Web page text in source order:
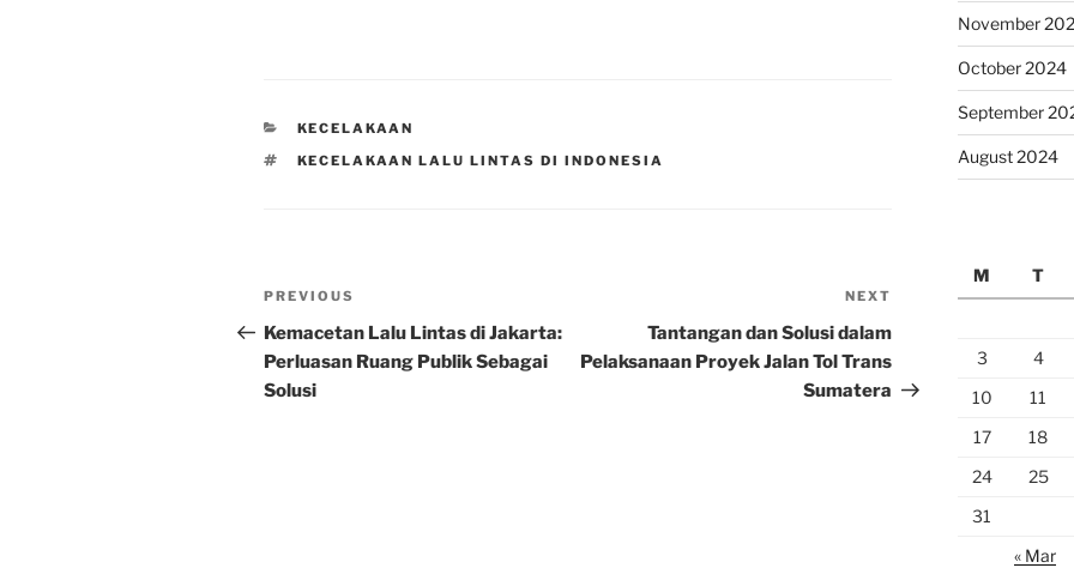
CATEGORIES
KECELAKAAN
TAGS
KECELAKAAN LALU LINTAS DI INDONESIA
Post
navigation
Previous
Post
PREVIOUS
Kemacetan Lalu Lintas di Jakarta:
Perluasan Ruang Publik Sebagai
Solusi
Post
NEXT
Tantangan dan Solusi dalam
Pelaksanaan Proyek Jalan Tol Trans
Sumatera
November
October 2024
September
August 2024
M
T
3
4
10
11
17
18
24
25
31
« Mar